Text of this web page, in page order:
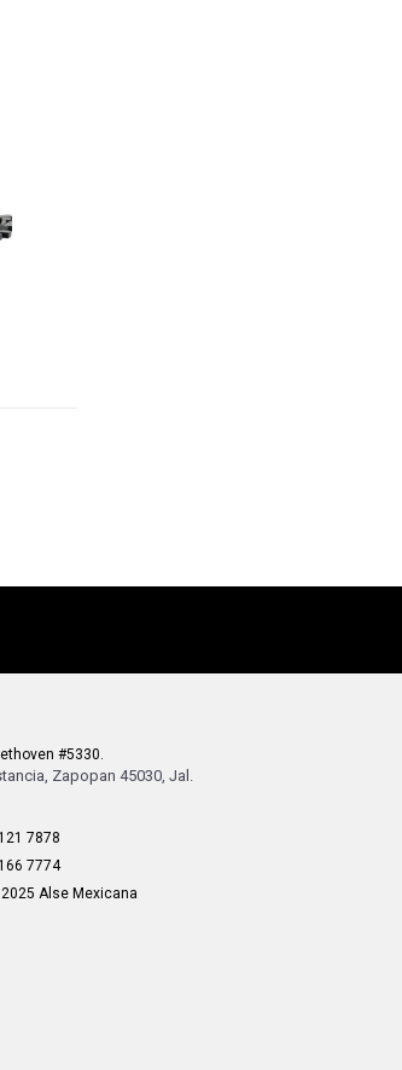
#5330.
Zapopan 45030, Jal.
7878
7774
Alse Mexicana